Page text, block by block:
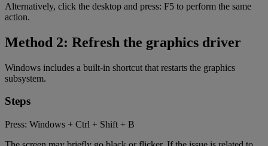
Alternatively, click the desktop and press: F5 to perform the same
action.
Method 2: Refresh the graphics driver
Windows includes a built-in shortcut that restarts the graphics
subsystem.
Steps
Press: Windows + Ctrl + Shift + B